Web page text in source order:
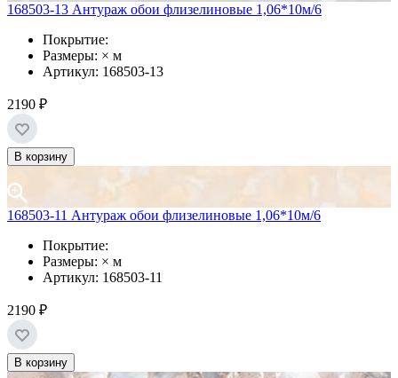
168503-13 Антураж обои флизелиновые 1,06*10м/6
Покрытие:
Размеры: × м
Артикул: 168503-13
2190 ₽
В корзину
168503-11 Антураж обои флизелиновые 1,06*10м/6
Покрытие:
Размеры: × м
Артикул: 168503-11
2190 ₽
В корзину